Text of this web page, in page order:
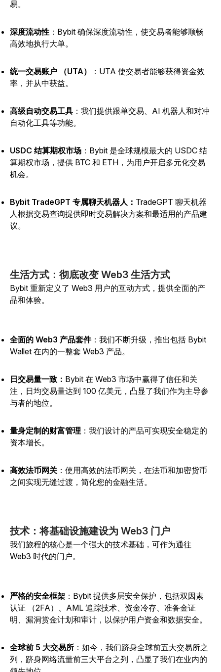
易。
深度流动性 ：Bybit 确保深度流动性，使交易者能够顺畅
高效地执行大单。
统一交易账户 （UTA）
：UTA 使交易者能够获得资金效
率，并从中获益。
高级自动交易工具 ：我们提供跟单交易、AI 机器人和对冲
自动化工具等功能。
USDC 结算期权市场 ：Bybit 是全球规模最大的 USDC 结
算期权市场，提供 BTC 和 ETH，为用户开启多元化交易
机会。
Bybit TradeGPT 专属聊天机器人： TradeGPT 聊天机器
人根据交易查询提供即时交易解决方案和最适用的产品建
议。
生活方式：彻底改变 Web3 生活方式
Bybit 重新定义了 Web3 用户的互动方式，提供全面的产
品和体验。
全面的 Web3 产品套件：我们不断升级，推出包括 Bybit
Wallet 在内的一整套 Web3 产品。
日交易量一致： Bybit 在 Web3 市场中赢得了信任和关
注，日均交易量达到 100 亿美元，凸显了我们作为主导参
与者的地位。
量身定制的财富管理 ：我们设计的产品可实现安全稳定的
资本增长。
高效法币网关 ：使用高效的法币网关，在法币和加密货币
之间实现无缝过渡，简化您的金融生活。
技术：将基础设施建设为 Web3 门户
我们旅程的核心是一个强大的技术基础，可作为通往
Web3 时代的门户。
严格的安全框架 ：Bybit 提供多层安全保护，包括双因素
认证 （2FA）、AML 追踪技术、资金冷存、准备金证
明、漏洞赏金计划和审计，以保护用户资金和数据安全。
全球前 5 大交易所 ：如今，我们跻身全球前五大交易所之
列，跻身网络流量前三大平台之列，凸显了我们在业内的